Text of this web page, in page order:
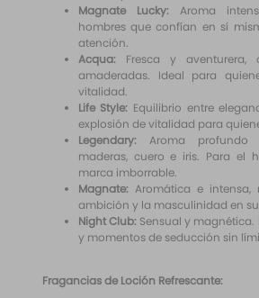
Magnate Lucky: Aroma
hombres que confían en sí
atención.
Acqua: Fresca y
amaderadas. Ideal para
vitalidad.
Life Style: Equilibrio entre
explosión de vitalidad para
Legendary: Aroma
maderas, cuero e iris. Para el
marca imborrable.
Magnate: Aromática e intensa,
ambición y la masculinidad en
Night Club: Sensual y
y momentos de seducción sin
Fragancias de Loción Refrescante: